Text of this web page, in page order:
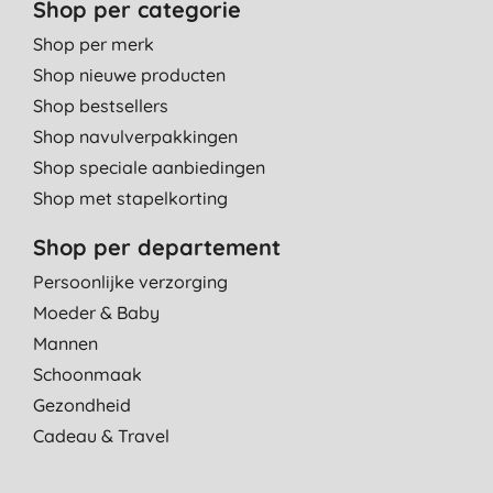
Fijne geur, veel lawaai, bal moet drogen na gebruik dus
meerdere wassen achter elkaar met bal kan niet (klopt dat?),
sterk ruikende zweetwas doe ik nog steeds met poeder+azijn.
L. G., Deventer
Nu 12 wasbeurten gedaan , tot nu toe prima.
Ruikt fris maar geen sterk geurende was. Als dit werkt dan is de
prijs kwaliteit verhouding uitstekend en kunnen we weer met
minder plastic af.
Super blij mee het wast goed en zuinig in gebruik. En ik had ook
de navulling erbij gekocht dus super goed.
Shop per categorie
Shop per merk
Shop nieuwe producten
Shop bestsellers
Shop navulverpakkingen
Shop speciale aanbiedingen
Shop met stapelkorting
Shop per departement
Persoonlijke verzorging
Moeder & Baby
Mannen
Schoonmaak
Gezondheid
Cadeau & Travel